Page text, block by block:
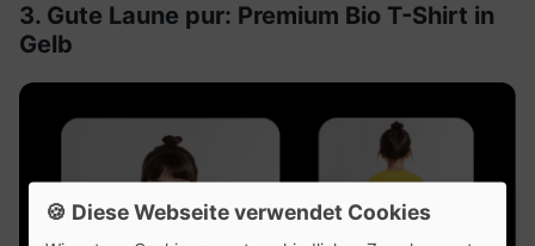
3. Gute Laune pur: Premium Bio T-Shirt in
Gelb
🍪 Diese Webseite verwendet Cookies